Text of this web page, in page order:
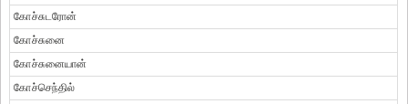
கோச்சுடரோன்
கோச்சுனை
கோச்சுனையான்
கோச்செந்தில்